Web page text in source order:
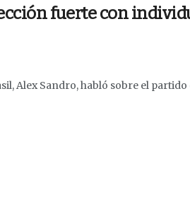
fuerte con
Alex Sandro, habló sobre el